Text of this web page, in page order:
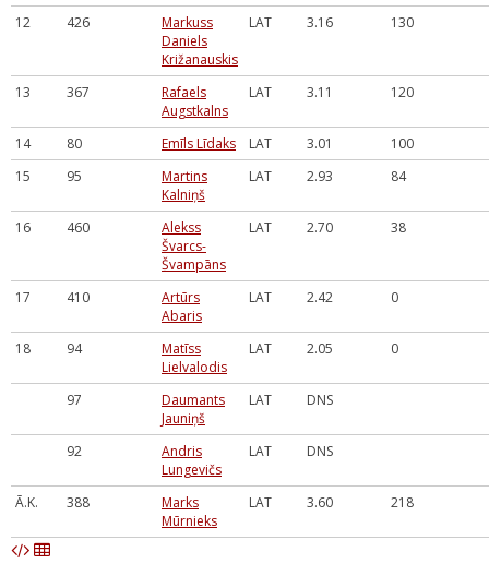
12 426
Markuss
Daniels
Križanauskis
LAT 3.16 130
13 367
Rafaels
Augstkalns
LAT 3.11 120
14 80 Emīls Līdaks LAT 3.01
100
15
95
Martins
Kalniņš
LAT 2.93 84
16 460
Alekss
Švarcs-
Švampāns
LAT 2.70 38
17 410
Artūrs
Abaris
LAT 2.42 0
18 94
Matīss
Lielvalodis
LAT 2.05 0
97
Daumants
Jauniņš
LAT DNS
92
Andris
Lungevičs
LAT DNS
Ā.K. 388
Marks
Mūrnieks
LAT 3.60 218